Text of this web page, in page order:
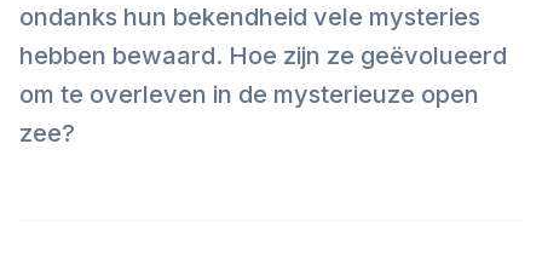
ondanks hun bekendheid vele mysteries
hebben bewaard. Hoe zijn ze geëvolueerd
om te overleven in de mysterieuze open
zee?